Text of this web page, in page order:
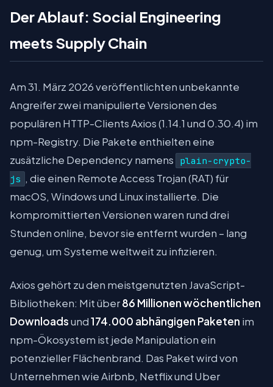
Der Ablauf: Social Engineering
meets Supply Chain
Am 31. März 2026 veröffentlichten unbekannte
Angreifer zwei manipulierte Versionen des
populären HTTP-Clients Axios (1.14.1 und 0.30.4) im
npm-Registry. Die Pakete enthielten eine
zusätzliche Dependency namens
plain-crypto-
js , die einen Remote Access Trojan (RAT) für
macOS, Windows und Linux installierte. Die
kompromittierten Versionen waren rund drei
Stunden online, bevor sie entfernt wurden – lang
genug, um Systeme weltweit zu infizieren.
Axios gehört zu den meistgenutzten JavaScript-
Bibliotheken: Mit über86 Millionen wöchentlichen
Downloadsund174.000 abhängigen Paketen im
npm-Ökosystem ist jede Manipulation ein
potenzieller Flächenbrand. Das Paket wird von
Unternehmen wie Airbnb, Netflix und Uber